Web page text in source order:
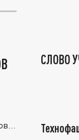
СЛОВО